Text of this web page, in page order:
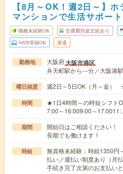
【8月～OK！週2日～】
マンションで生活サポー
職種未経験OK 交通費別途支給あり
WEB登録OK 派遣
勤務地 大阪府大阪市港区
弁天町駅から---分／大阪港
曜日頻度 週2日～5日OK（月～金）
時間
★1日4時間～の時短シフト
7:00～16:009:00～
期間
開始日はご相談ください
長期でも働けます！
時給
無資格未経験：時給1350
払い／週払い制度あり（月
手続き完了次第のお支払いと